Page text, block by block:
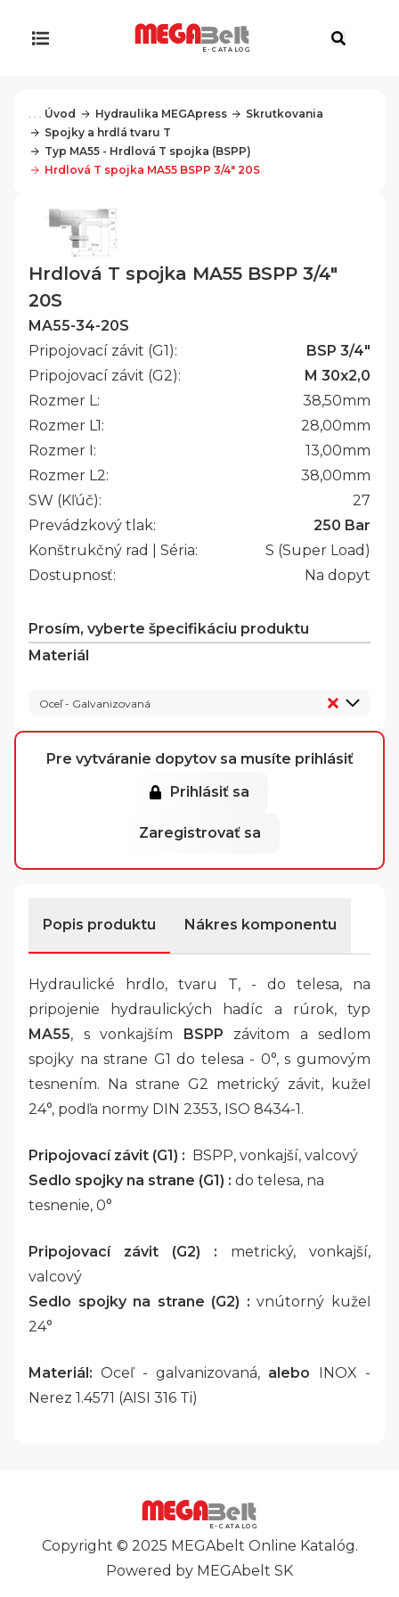
E-CATALOG
. . . Úvod Hydraulika MEGApress
Skrutkovania
Spojky a hrdlá tvaru T
Typ MA55 - Hrdlová T spojka (BSPP)
Hrdlová T spojka MA55 BSPP 3/4" 20S
Hrdlová T spojka MA55 BSPP 3/4"
20S
MA55-34-20S
Pripojovací závit (G1):
BSP 3/4"
Pripojovací závit (G2):
M 30x2,0
Rozmer L:
38,50mm
Rozmer L1:
28,00mm
Rozmer I:
13,00mm
Rozmer L2:
38,00mm
SW (Kľúč):
27
Prevádzkový tlak:
250 Bar
Konštrukčný rad | Séria:
S (Super Load)
Dostupnosť:
Na dopyt
Prosím, vyberte špecifikáciu produktu
Materiál
Oceľ - Galvanizovaná
Pre vytváranie dopytov sa musíte prihlásiť
Prihlásiť sa
Zaregistrovať sa
Popis produktu Nákres komponentu
Hydraulické hrdlo, tvaru T, - do telesa, na
pripojenie hydraulických hadíc a rúrok, typ
MA55, s vonkajším BSPP závitom a sedlom
spojky na strane G1 do telesa - 0°, s gumovým
tesnením. Na strane G2 metrický závit, kužeľ
24°, podľa normy DIN 2353, ISO 8434-1.
Pripojovací závit (G1) : BSPP, vonkajší, valcový
Sedlo spojky na strane (G1) : do telesa, na
tesnenie, 0°
Pripojovací závit (G2) : metrický, vonkajší,
valcový
Sedlo spojky na strane (G2) : vnútorný kužeľ
24°
Materiál: Oceľ - galvanizovaná, alebo INOX -
Nerez 1.4571 (AISI 316 Ti)
E-CATALOG
Copyright © 2025 MEGAbelt Online Katalóg.
Powered by MEGAbelt SK